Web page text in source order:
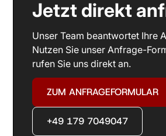
Jetzt direkt
Unser Team beantwortet Ihre
Nutzen Sie unser Anfrage-
rufen Sie uns direkt an.
ZUM ANFRAGEFORMULAR
+49 179 7049047